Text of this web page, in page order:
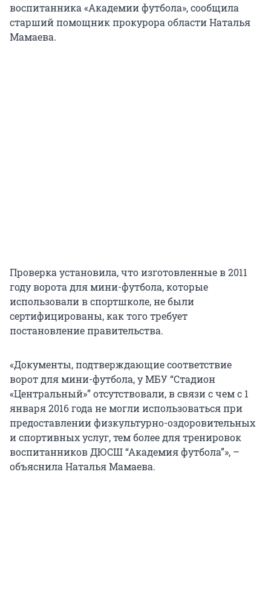
воспитанника «Академии футбола», сообщила
старший помощник прокурора области Наталья
Мамаева.
Проверка установила, что изготовленные в 2011
году ворота для мини-футбола, которые
использовали в спортшколе, не были
сертифицированы, как того требует
постановление правительства.
«Документы, подтверждающие соответствие
ворот для мини-футбола, у МБУ “Стадион
«Центральный»” отсутствовали, в связи с чем с 1
января 2016 года не могли использоваться при
предоставлении физкультурно-оздоровительных
и спортивных услуг, тем более для тренировок
воспитанников ДЮСШ “Академия футбола”», –
объяснила Наталья Мамаева.